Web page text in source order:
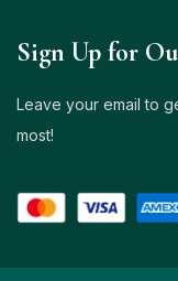
Sign Up for
Leave your email to
most!